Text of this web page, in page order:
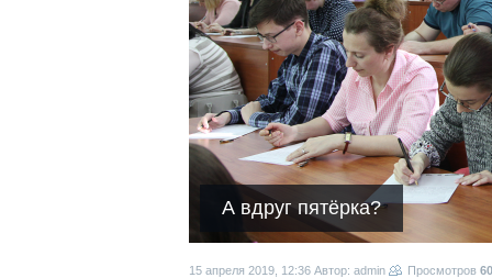
А вдруг пятёрка?
15 апреля 2019, 12:36 Автор: admin Просмотров